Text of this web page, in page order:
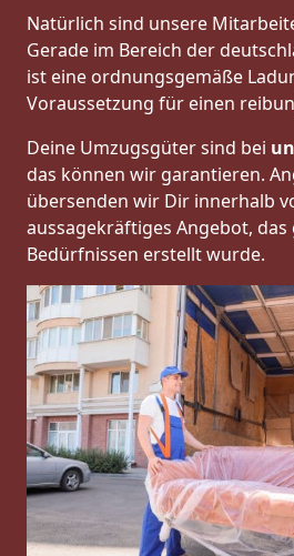
Natürlich sind unsere
Gerade im Bereich der
ist eine ordnungsgemäße
Voraussetzung für einen
Deine Umzugsgüter sind bei
das können wir garantieren.
übersenden wir Dir innerhalb
aussagekräftiges Angebot, das
Bedürfnissen erstellt wurde.